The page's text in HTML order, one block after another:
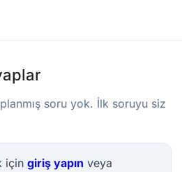
soru yok. İlk soruyu siz
için giriş yapın veya